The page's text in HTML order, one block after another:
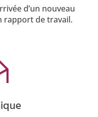
d’un nouveau
rapport de travail.